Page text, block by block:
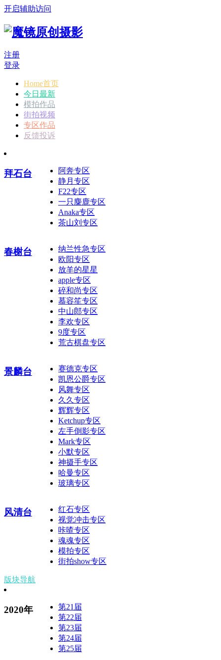
开启辅助访问
注册
登录
Home首页
今日最新
模拍作品
街拍视频
专区作品
反馈投诉
拜石台
阿奔专区
静月专区
F22专区
一只麋鹿专区
Anaka专区
茶山刘专区
春榭台
纳兰性急专区
欧阳专区
放羊的星星
apple专区
碎和尚专区
慕容笙专区
中山郎专区
李欢专区
9度专区
荒古棋盘专区
景麟台
赛德克专区
凯恩公爵专区
风舞专区
久久专区
辉辉专区
Ketchup专区
左手倒影专区
Mark专区
小默专区
神摄手专区
哈曼专区
玻璃专区
风清台
红石专区
视觉冲击专区
咔喳专区
魂魂专区
模拍专区
街拍show专区
版块导航
2020年
第21届
第22届
第23届
第24届
第25届